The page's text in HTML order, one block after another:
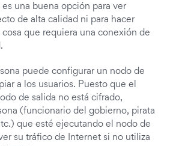
es una buena opción para ver
de alta calidad ni para hacer
que requiera una conexión de
puede configurar un nodo de
a los usuarios. Puesto que el
de salida no está cifrado,
(funcionario del gobierno, pirata
que esté ejecutando el nodo de
su tráfico de Internet si no utiliza